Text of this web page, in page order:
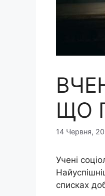
ЩО
14 Червня,
Учені
списках